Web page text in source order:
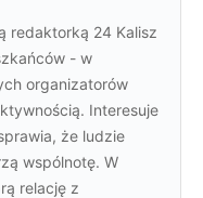
redaktorką 24 Kalisz
- w
organizatorów
Interesuje
że ludzie
wspólnotę. W
relację z